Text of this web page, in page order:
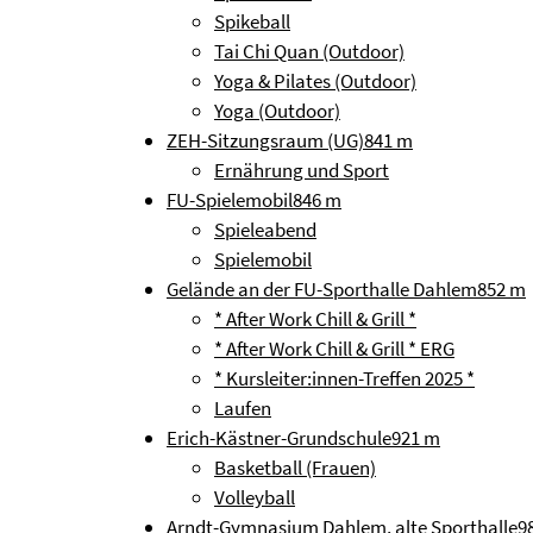
Spikeball
Tai Chi Quan (Outdoor)
Yoga & Pilates (Outdoor)
Yoga (Outdoor)
ZEH-Sitzungsraum (UG)841 m
Ernährung und Sport
FU-Spielemobil846 m
Spieleabend
Spielemobil
Gelände an der FU-Sporthalle Dahlem852 m
* After Work Chill & Grill *
* After Work Chill & Grill * ERG
* Kursleiter:innen-Treffen 2025 *
Laufen
Erich-Kästner-Grundschule921 m
Basketball (Frauen)
Volleyball
Arndt-Gymnasium Dahlem, alte Sporthalle